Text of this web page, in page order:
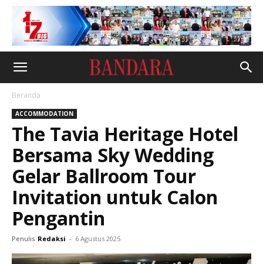
Beranda
ACCOMMODATION
The Tavia Heritage Hotel
Bersama Sky Wedding
Gelar Ballroom Tour
Invitation untuk Calon
Pengantin
Penulis Redaksi - 6 Agustus 2025